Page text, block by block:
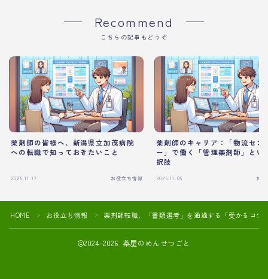
Recommend
こちらの記事もどうぞ
薬剤師の皆様へ、新潟県立加茂病院
への転職で知っておきたいこと
2025.11.17 お役立ち情報
薬剤師のキャリア：「物流セン
ー」で働く「管理薬剤師」とい
択肢
2025.11.05 お
HOME ＞ お役立ち情報 ＞ 薬剤師転職、「書類選考」を通過する「受かるコツ
2024–2026 薬屋のめんせつごと